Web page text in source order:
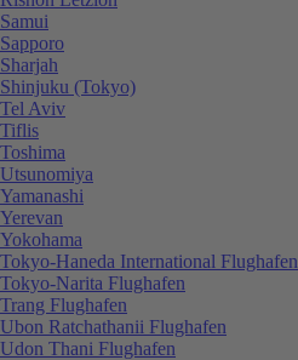
Samui
Sapporo
Sharjah
Shinjuku (Tokyo)
Tel Aviv
Tiflis
Toshima
Utsunomiya
Yamanashi
Yerevan
Yokohama
Tokyo-Haneda International Flughafen
Tokyo-Narita Flughafen
Trang Flughafen
Ubon Ratchathanii Flughafen
Udon Thani Flughafen